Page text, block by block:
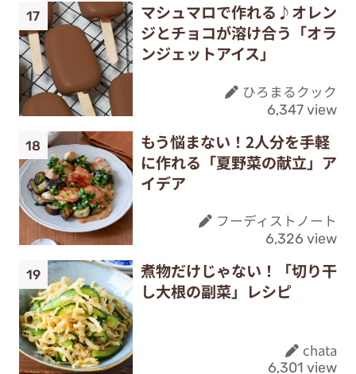
マシュマロで作れる♪オレン
ジとチョコが溶け合う「オラ
ンジェットアイス」
ひろまるクック
6,347 view
もう悩まない！2人分を手軽
に作れる「夏野菜の献立」ア
イデア
フーディストノート
6,326 view
煮物だけじゃない！「切り干
し大根の副菜」レシピ
chata
6,301 view